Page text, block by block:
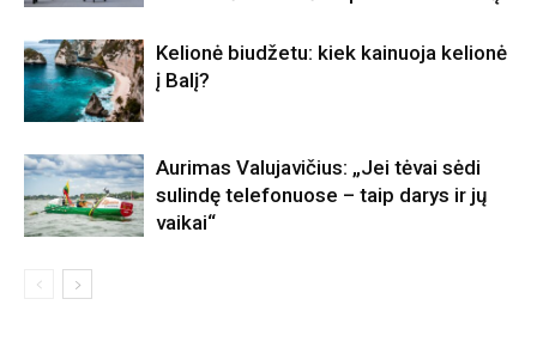
Kelionė biudžetu: kiek kainuoja kelionė
į Balį?
Aurimas Valujavičius: „Jei tėvai sėdi
sulindę telefonuose – taip darys ir jų
vaikai“